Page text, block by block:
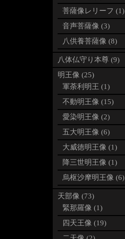
菩薩像レリーフ (1)
音声菩薩像 (3)
八供養菩薩像 (8)
八体仏守り本尊 (9)
明王像 (25)
軍荼利明王 (1)
不動明王像 (15)
愛染明王像 (2)
五大明王像 (6)
大威徳明王像 (1)
降三世明王像 (1)
烏枢沙摩明王像 (6)
天部像 (73)
緊那羅像 (1)
四天王像 (19)